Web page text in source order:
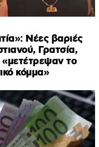
Νέες βαριές
Γρατσία,
«μετέτρεψαν το
κόμμα»